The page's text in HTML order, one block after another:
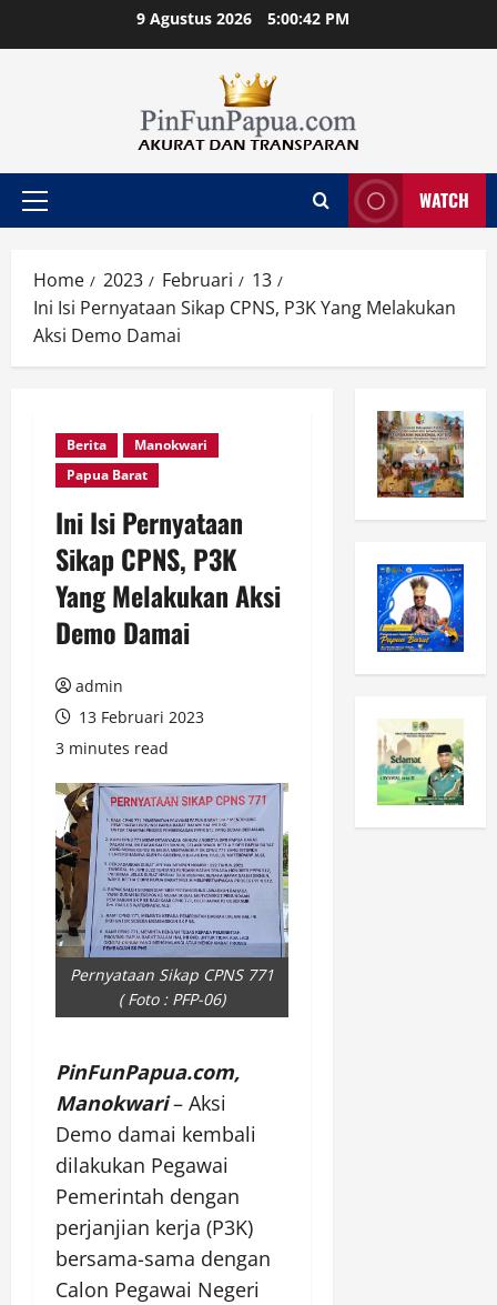
9 Agustus 2026 5:00:43 PM
Primary
WATCH
Home 2023 Februari
13
Ini Isi Pernyataan Sikap CPNS, P3K Yang Melakukan
Aksi Demo Damai
Berita
Manokwari
Papua Barat
Ini Isi Pernyataan
Sikap CPNS, P3K
Yang Melakukan Aksi
Demo Damai
admin
13 Februari 2023
3 minutes read
Pernyataan Sikap CPNS 771
( Foto : PFP-06)
PinFunPapua.com,
Manokwari– Aksi
Demo damai kembali
dilakukan Pegawai
Pemerintah dengan
perjanjian kerja (P3K)
bersama-sama dengan
Calon Pegawai Negeri